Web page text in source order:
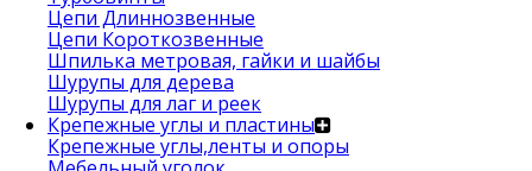
Цепи Длиннозвенные
Цепи Короткозвенные
Шпилька метровая, гайки и шайбы
Шурупы для дерева
Шурупы для лаг и реек
Крепежные углы и пластины
Крепежные углы,ленты и опоры